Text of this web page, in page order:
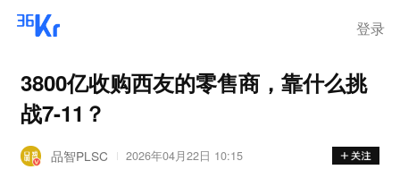
登录
3800亿收购西友的零售商，靠什么挑
战7-11？
品智PLSC 2026年04月22日 10:15